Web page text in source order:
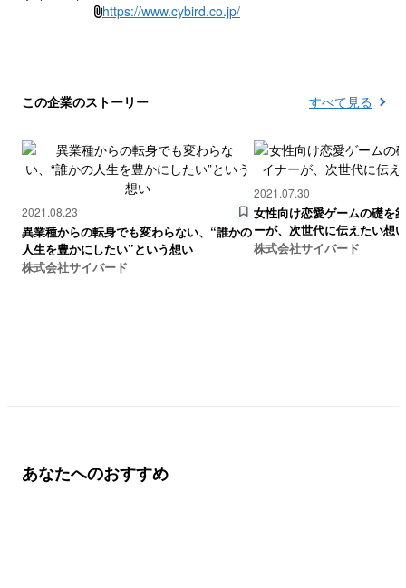
https://www.cybird.co.jp/
この企業のストーリー すべて見る
2021.08.23
異業種からの転身でも変わらない、“誰かの
人生を豊かにしたい”という想い
株式会社サイバード
2021.07.30
女性向け恋愛ゲームの礎を
ーが、次世代に伝えたい想
株式会社サイバード
あなたへのおすすめ